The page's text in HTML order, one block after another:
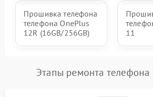
Прошивка телефона
телефона OnePlus
12R (16GB/256GB)
11
Этапы ремонта телефона